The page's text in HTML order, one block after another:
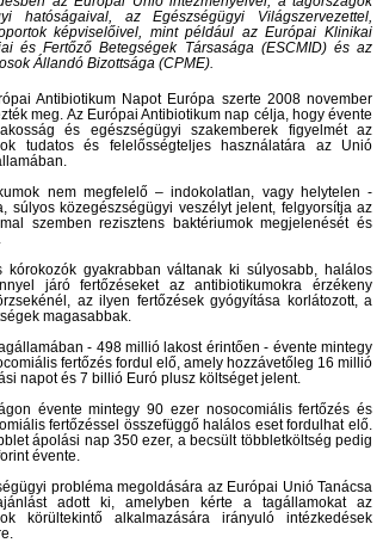
hatóságaival, az Egészségügyi Világszervezettel,
képviselőivel, mint például az Európai Klinikai
és Fertőző Betegségek Társasága (ESCMID) és az
Állandó Bizottsága (CPME).
Antibiotikum Napot Európa szerte 2008 november
meg. Az Európai Antibiotikum nap célja, hogy évente
és egészségügyi szakemberek figyelmét az
tudatos és felelősségteljes használatára az Unió
nem megfelelő – indokolatlan, vagy helytelen -
súlyos közegészségügyi veszélyt jelent, felgyorsítja az
szemben rezisztens baktériumok megjelenését és
kórokozók gyakrabban váltanak ki súlyosabb, halálos
járó fertőzéseket az antibiotikumokra érzékeny
az ilyen fertőzések gyógyítása korlátozott, a
magasabbak.
- 498 millió lakost érintően - évente mintegy
fertőzés fordul elő, amely hozzávetőleg 16 millió
napot és 7 billió Euró plusz költséget jelent.
évente mintegy 90 ezer nosocomiális fertőzés és
fertőzéssel összefüggő halálos eset fordulhat elő.
ápolási nap 350 ezer, a becsült többletköltség pedig
évente.
probléma megoldására az Európai Unió Tanácsa
adott ki, amelyben kérte a tagállamokat az
körültekintő alkalmazására irányuló intézkedések